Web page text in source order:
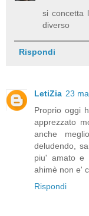
si concetta
diverso
Rispondi
LetiZia 23
Proprio oggi
apprezzato
anche
deludendo,
piu' amato e
ahimè non e'
Rispondi